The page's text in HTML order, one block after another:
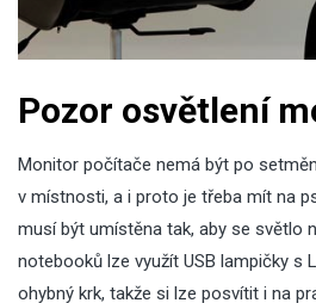
Pozor osvětlení
Monitor počítače nemá být po
v místnosti, a i proto je třeba mít na
musí být umístěna tak, aby se světlo
notebooků lze využít USB lampičky s
ohybný krk, takže si lze posvítit i na